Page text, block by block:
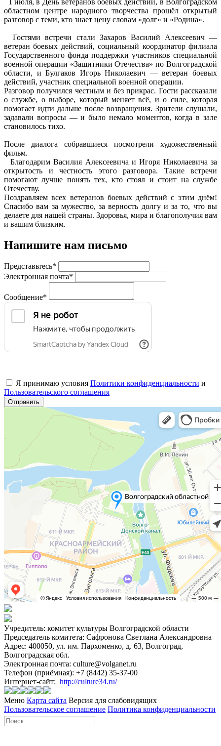
областном центре народного творчества прошёл открытый
разговор с теми, кто знает цену словам «долг» и «Родина».
Гостями встречи стали Захаров Василий Алексеевич —
ветеран боевых действий, социальный координатор филиала
Государственного фонда поддержки участников специальной
военной операции «Защитники Отечества» по Волгоградской
области, и Булгаков Игорь Николаевич — ветеран боевых
действий, участник специальной военной операции.
Разговор получился честным и без прикрас. Гости рассказали
о службе, о выборе, который меняет всё, и о силе, которая
помогает идти дальше после возвращения. Зрители слушали,
задавали вопросы — и было немало моментов, когда в зале
становилось тихо.
После диалога собравшиеся посмотрели художественный
фильм.
Благодарим Василия Алексеевича и Игоря Николаевича за
открытость и честность этого разговора. Такие встречи
помогают лучше понять тех, кто стоял и стоит на службе
Отечеству.
Поздравляем всех ветеранов боевых действий с этим днём!
Спасибо вам за мужество, за верность долгу и за то, что вы
делаете для нашей страны. Здоровья, мира и благополучия вам
и вашим близким.
Напишите нам письмо
Представьтесь*
Электронная почта*
Сообщение*
Я принимаю условия Политики конфиденциальности и
Пользовательского соглашения
Отправить
Учредитель: комитет культуры Волгоградской области
Председатель комитета: Сафронова Светлана Александровна
Адрес: 400050, ул. им. Пархоменко, д. 63, Волгоград,
Волгоградская обл.
Электронная почта: culture@volganet.ru
Телефон (приёмная): +7 (8442) 35-37-00
Интернет-сайт: http://culture34.ru/
Меню Карта сайта Версия для слабовидящих
Пользовательское соглашение Политика конфиденциальности